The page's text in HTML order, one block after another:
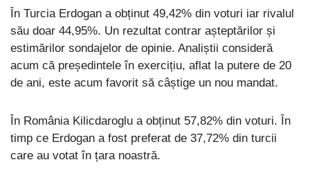
În Turcia Erdogan a obținut 49,42% din voturi iar rivalul
său doar 44,95%. Un rezultat contrar așteptărilor și
estimărilor sondajelor de opinie. Analiștii consideră
acum că președintele în exercițiu, aflat la putere de 20
de ani, este acum favorit să câștige un nou mandat.
În România Kilicdaroglu a obținut 57,82% din voturi. În
timp ce Erdogan a fost preferat de 37,72% din turcii
care au votat în țara noastră.